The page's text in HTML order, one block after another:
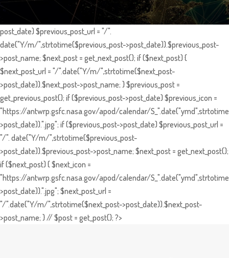
post_date) $previous_post_url = "/".
date("Y/m/",strtotime($previous_post->post_date)).$previous_post-
>post_name; $next_post = get_next_post(); if ($next_post) {
$next_post_url = "/".date("Y/m/",strtotime($next_post-
>post_date)).$next_post->post_name; } $previous_post =
get_previous_post(); if ($previous_post->post_date) $previous_icon =
"https://antwrp.gsfc.nasa.gov/apod/calendar/
>post_date)).".jpg"; if ($previous_post->post_date) $previous_post_url =
"/". date("Y/m/",strtotime($previous_post-
>post_date)).$previous_post->post_name; $next_post = get_next_post();
if ($next_post) { $next_icon =
"https://antwrp.gsfc.nasa.gov/apod/calendar/
>post_date)).".jpg"; $next_post_url =
"/".date("Y/m/",strtotime($next_post->post_date)).$next_post-
>post_name; } // $post = get_post(); ?>